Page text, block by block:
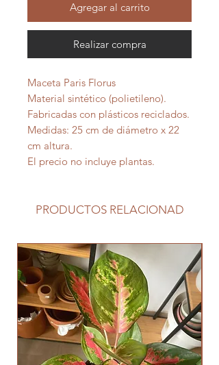
Agregar al carrito
Realizar compra
Maceta Paris Florus
Material sintético (polietileno).
Fabricadas con plásticos reciclados.
Medidas: 25 cm de diámetro x 22
cm altura.
El precio no incluye plantas.
PRODUCTOS RELACIONAD